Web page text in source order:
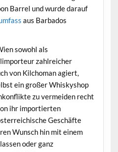
Barrel und wurde darauf
aus Barbados
sowohl als
zahlreicher
von Kilchoman agiert,
ein großer Whiskyshop
zu vermeiden recht
ihr importierten
Geschäfte
Wunsch hin mit einem
oder ganz